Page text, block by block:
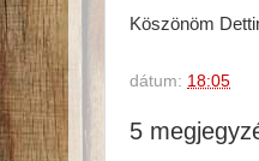
Köszönöm
dátum: 18:05
5